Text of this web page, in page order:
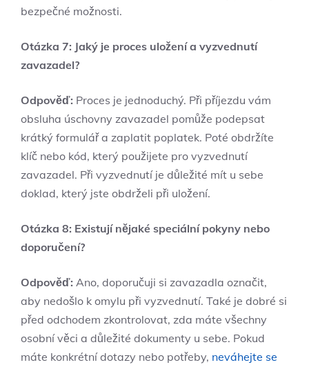
bezpečné možnosti.
Otázka 7: Jaký je proces uložení a vyzvednutí
zavazadel?
Odpověď: Proces je jednoduchý. Při příjezdu vám
obsluha úschovny zavazadel pomůže podepsat
krátký formulář a zaplatit poplatek. Poté obdržíte
klíč nebo kód, který použijete pro vyzvednutí
zavazadel. Při vyzvednutí je důležité mít u sebe
doklad, který jste obdrželi při uložení.
Otázka 8: Existují nějaké speciální pokyny nebo
doporučení?
Odpověď: Ano, doporučuji si zavazadla označit,
aby nedošlo k omylu při vyzvednutí. Také je dobré si
před odchodem zkontrolovat, zda máte všechny
osobní věci a důležité dokumenty u sebe. Pokud
máte konkrétní dotazy nebo potřeby, neváhejte se